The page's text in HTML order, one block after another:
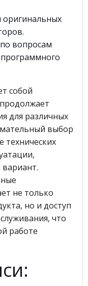
вопросам
собой
для различных
выбор
технических
не только
но и доступ
что
работе